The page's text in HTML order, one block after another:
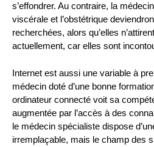
s’effondrer. Au contraire, la
viscérale et l’obstétrique
recherchées, alors qu’elles
actuellement, car elles sont
Internet est aussi une variable à
médecin doté d’une bonne
ordinateur connecté voit sa
augmentée par l’accès à des
le médecin spécialiste dispose
irremplaçable, mais le champ des